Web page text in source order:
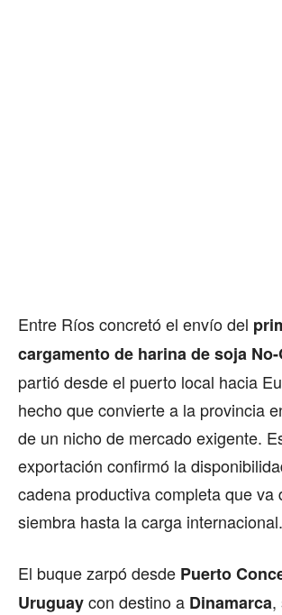
Entre Ríos concretó el envío del
cargamento de harina de soja No-
partió desde el puerto local hacia
hecho que convierte a la provincia
de un nicho de mercado exigente.
exportación confirmó la
cadena productiva completa que va
siembra hasta la carga internacional.
El buque zarpó desde Puerto
Uruguaycon destino a Dinamarca,